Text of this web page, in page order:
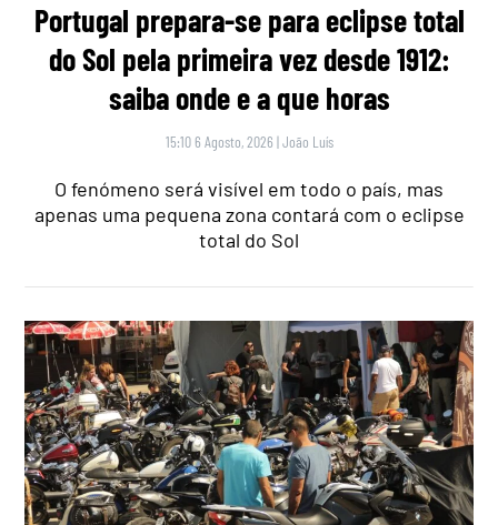
Portugal prepara-se para eclipse total
do Sol pela primeira vez desde 1912:
saiba onde e a que horas
15:10 6 Agosto, 2026 |João Luís
O fenómeno será visível em todo o país, mas
apenas uma pequena zona contará com o eclipse
total do Sol